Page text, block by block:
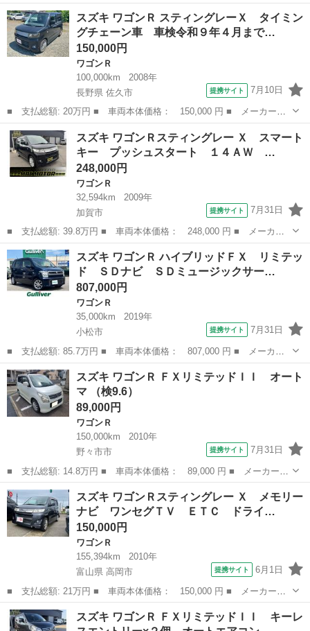
名： スズキ ■ 車種名： ワゴンＲ ■ グレード名： ＦＡ ４Ｗ
Ｄ 禁煙車 シートヒーター ＥＴＣ ■ 排気量： 660cc ■ ドア枚
数...
石川 野々市市 ワゴンＲ
スズキ ワゴンＲ スティングレーＸ タイミン
グチェーン車 車検令和９年４月まで…
150,000円
ワゴンＲ
100,000km
2008年
長野県 佐久市
提携サイト 7月10日
■ 支払総額: 20万円 ■ 車両本体価格： 150,000 円 ■ メーカー
名： スズキ ■ 車種名： ワゴンＲ ■ グレード名： スティング
レーＸ タイミングチェーン車 車検令和９年４月まで ＣＤ／ＤＶ
Ｄ視聴不可 スマ...
長野 佐久市 ワゴンＲ
スズキ ワゴンＲスティングレー Ｘ スマート
キー プッシュスタート １４ＡＷ …
248,000円
ワゴンＲ
32,594km
2009年
加賀市
提携サイト 7月31日
■ 支払総額: 39.8万円 ■ 車両本体価格： 248,000 円 ■ メーカー
名： スズキ ■ 車種名： ワゴンＲスティングレー ■ グレード
名： Ｘ スマートキー プッシュスタート １４ＡＷ ＨＩＤ オ
ートエアコン ...
石川 加賀市 ワゴンＲ
スズキ ワゴンＲ ハイブリッドＦＸ リミテッ
ド ＳＤナビ ＳＤミュージックサー…
807,000円
ワゴンＲ
35,000km
2019年
小松市
提携サイト 7月31日
■ 支払総額: 85.7万円 ■ 車両本体価格： 807,000 円 ■ メーカー
名： スズキ ■ 車種名： ワゴンＲ ■ グレード名： ハイブリッ
ドＦＸ リミテッド ＳＤナビ ＳＤミュージックサーバー ＣＤチ
ェンジャー ...
石川 小松市 ワゴンＲ
スズキ ワゴンＲ ＦＸリミテッドＩＩ オート
マ （検9.6）
89,000円
ワゴンＲ
150,000km
2010年
野々市市
提携サイト 7月31日
■ 支払総額: 14.8万円 ■ 車両本体価格： 89,000 円 ■ メーカー
名： スズキ ■ 車種名： ワゴンＲ ■ グレード名： ＦＸリミテ
ッドＩＩ オートマ ■ 排気量： 660cc ■ ドア枚数： 5D ■ ミ
ッ...
石川 野々市市 ワゴンＲ
スズキ ワゴンＲスティングレー Ｘ メモリー
ナビ ワンセグＴＶ ＥＴＣ ドライ…
150,000円
ワゴンＲ
155,394km
2010年
富山県 高岡市
提携サイト 6月1日
■ 支払総額: 21万円 ■ 車両本体価格： 150,000 円 ■ メーカー
名： スズキ ■ 車種名： ワゴンＲスティングレー ■ グレード
名： Ｘ メモリーナビ ワンセグＴＶ ＥＴＣ ドライブレコーダ
富山 高岡市 ワゴンＲ
スズキ ワゴンＲ ＦＸリミテッドＩＩ キーレ